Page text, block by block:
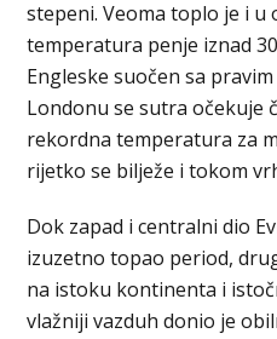
stepeni. Veoma toplo je i u
temperatura penje iznad
Engleske suočen sa
Londonu se sutra očekuje
rekordna temperatura za
rijetko se bilježe i tokom
Dok zapad i centralni dio
izuzetno topao period,
na istoku kontinenta i
vlažniji vazduh donio je